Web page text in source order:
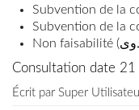
Subvention de la
Subvention de la
Consultation date
Écrit par Super